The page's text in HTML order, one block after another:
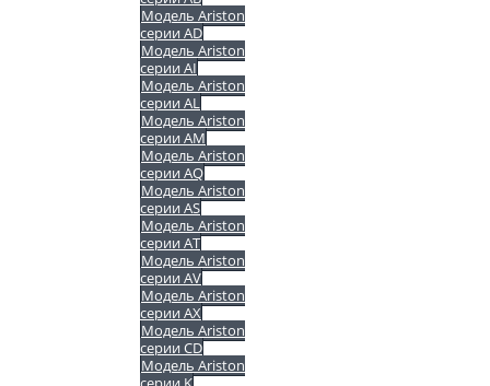
Модель Ariston
серии AD
Модель Ariston
серии AI
Модель Ariston
серии AL
Модель Ariston
серии AM
Модель Ariston
серии AQ
Модель Ariston
серии AS
Модель Ariston
серии AT
Модель Ariston
серии AV
Модель Ariston
серии AX
Модель Ariston
серии CD
Модель Ariston